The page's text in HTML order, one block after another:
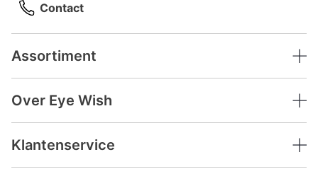
Assortiment
Over Eye Wish
Klantenservice
Contact